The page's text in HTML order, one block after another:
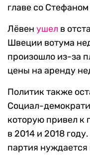
главе со
Лёвен ушел в
Швеции вотума
произошло из-за
цены на аренду
Политик также
Социал-
которую привел к
в 2014 и 2018
партия